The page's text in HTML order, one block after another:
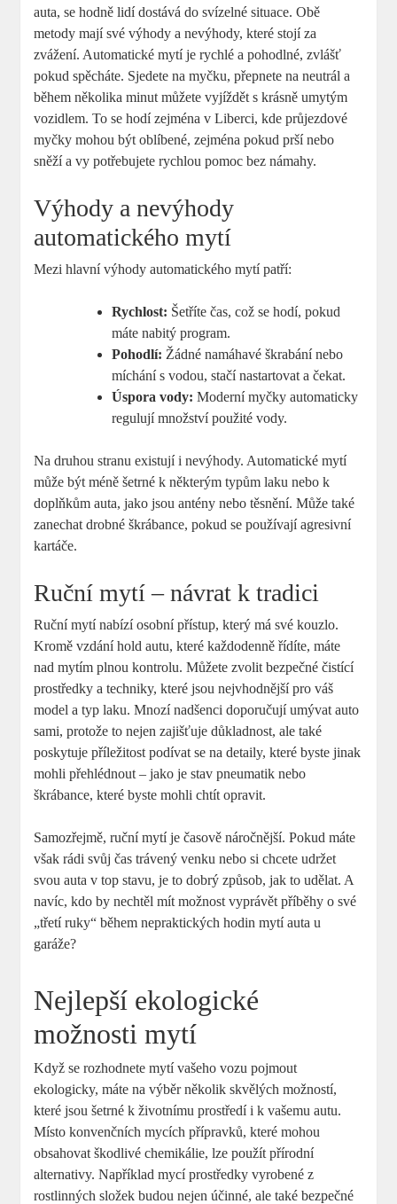
auta, se hodně lidí dostává do svízelné situace. Obě
metody mají své výhody a nevýhody, které stojí za
zvážení. Automatické mytí je rychlé a pohodlné, zvlášť
pokud spěcháte. Sjedete na myčku, přepnete na neutrál a
během několika minut můžete vyjíždět s krásně umytým
vozidlem. To se hodí zejména v Liberci, kde průjezdové
myčky mohou být oblíbené, zejména pokud prší nebo
sněží a vy potřebujete rychlou pomoc bez námahy.
Výhody a nevýhody
automatického mytí
Mezi hlavní výhody automatického mytí patří:
Rychlost: Šetříte čas, což se hodí, pokud
máte nabitý program.
Pohodlí: Žádné namáhavé škrabání nebo
míchání s vodou, stačí nastartovat a čekat.
Úspora vody: Moderní myčky automaticky
regulují množství použité vody.
Na druhou stranu existují i nevýhody. Automatické mytí
může být méně šetrné k některým typům laku nebo k
doplňkům auta, jako jsou antény nebo těsnění. Může také
zanechat drobné škrábance, pokud se používají agresivní
kartáče.
Ruční mytí – návrat k tradici
Ruční mytí nabízí osobní přístup, který má své kouzlo.
Kromě vzdání hold autu, které každodenně řídíte, máte
nad mytím plnou kontrolu. Můžete zvolit bezpečné čistící
prostředky a techniky, které jsou nejvhodnější pro váš
model a typ laku. Mnozí nadšenci doporučují umývat auto
sami, protože to nejen zajišťuje důkladnost, ale také
poskytuje příležitost podívat se na detaily, které byste jinak
mohli přehlédnout – jako je stav pneumatik nebo
škrábance, které byste mohli chtít opravit.
Samozřejmě, ruční mytí je časově náročnější. Pokud máte
však rádi svůj čas trávený venku nebo si chcete udržet
svou auta v top stavu, je to dobrý způsob, jak to udělat. A
navíc, kdo by nechtěl mít možnost vyprávět příběhy o své
„třetí ruky“ během nepraktických hodin mytí auta u
garáže?
Nejlepší ekologické
možnosti mytí
Když se rozhodnete mytí vašeho vozu pojmout
ekologicky, máte na výběr několik skvělých možností,
které jsou šetrné k životnímu prostředí i k vašemu autu.
Místo konvenčních mycích přípravků, které mohou
obsahovat škodlivé chemikálie, lze použít přírodní
alternativy. Například mycí prostředky vyrobené z
rostlinných složek budou nejen účinné, ale také bezpečné